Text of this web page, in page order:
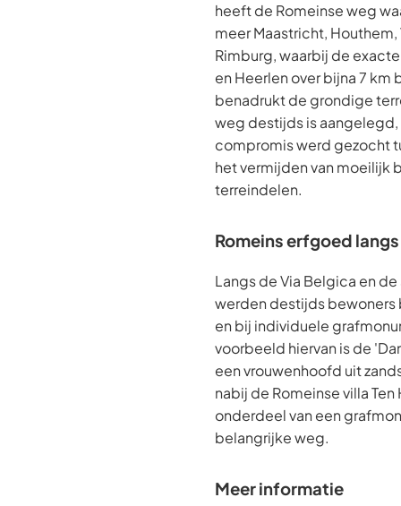
heeft de Romeinse weg
meer Maastricht,
Rimburg, waarbij de
en Heerlen over bijna 7 km
benadrukt de grondige
weg destijds is aangelegd,
compromis werd gezocht
het vermijden van moeilijk
terreindelen.
Romeins erfgoed
Langs de Via Belgica en
werden destijds bewoners
en bij individuele
voorbeeld hiervan is de
een vrouwenhoofd uit
nabij de Romeinse villa
onderdeel van een
belangrijke weg.
Meer informatie